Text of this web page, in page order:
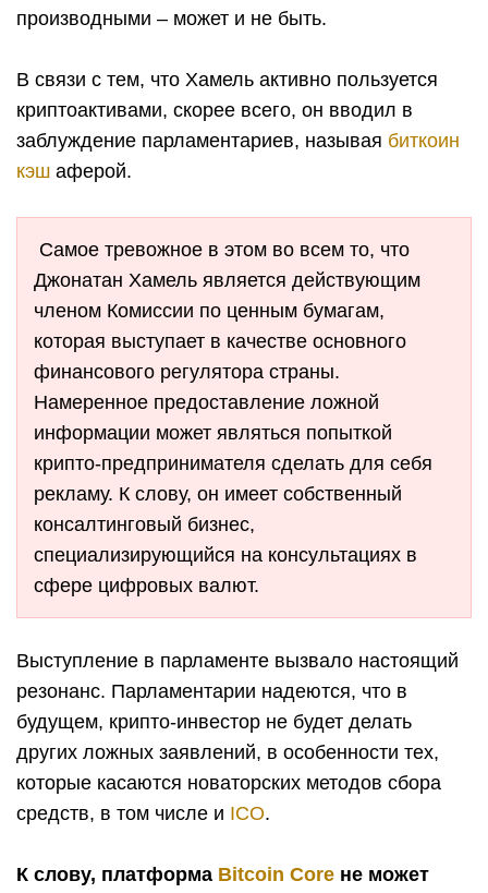
производными – может и не быть.
В связи с тем, что Хамель активно пользуется
криптоактивами, скорее всего, он вводил в
заблуждение парламентариев, называя биткоин
кэш аферой.
Самое тревожное в этом во всем то, что
Джонатан Хамель является действующим
членом Комиссии по ценным бумагам,
которая выступает в качестве основного
финансового регулятора страны.
Намеренное предоставление ложной
информации может являться попыткой
крипто-предпринимателя сделать для себя
рекламу. К слову, он имеет собственный
консалтинговый бизнес,
специализирующийся на консультациях в
сфере цифровых валют.
Выступление в парламенте вызвало настоящий
резонанс. Парламентарии надеются, что в
будущем, крипто-инвестор не будет делать
других ложных заявлений, в особенности тех,
которые касаются новаторских методов сбора
средств, в том числе и ICO.
К слову, платформа Bitcoin Core не может